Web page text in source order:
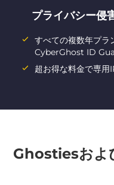
プライバシー侵
すべての複数年プラ
CyberGhost ID
超お得な料金で専用
Ghostiesおよ